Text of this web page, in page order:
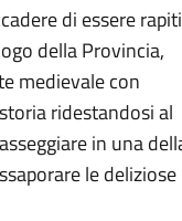
di essere rapiti
della Provincia,
medievale con
ridestandosi al
in una
le deliziose